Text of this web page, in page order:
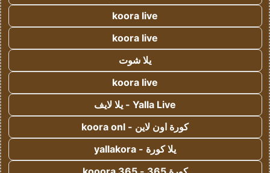
koora live
koora live
يلا شوت
koora live
Yalla Live - يلا لايف
كورة اون لاين - koora onl
يلا كورة - yallakora